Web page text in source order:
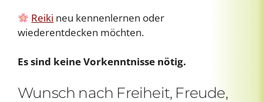
Reiki neu kennenlernen oder
wiederentdecken möchten.
Es sind keine Vorkenntnisse nötig.
Wunsch nach Freiheit, Freude,